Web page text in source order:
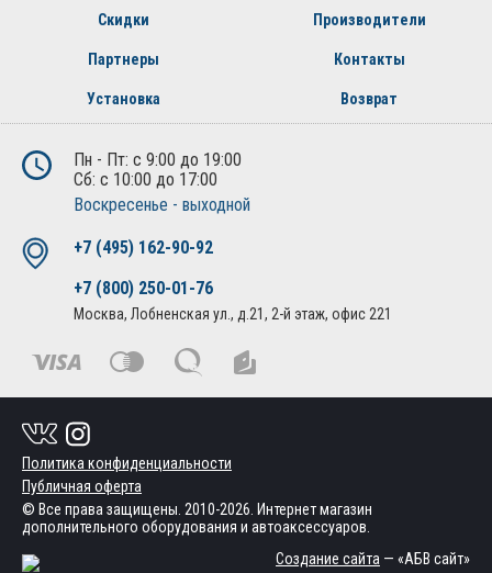
Скидки Производители
Партнеры Контакты
Установка Возврат
Пн - Пт: с 9:00 до 19:00
Сб: с 10:00 до 17:00
Воскресенье - выходной
+7 (495) 162-90-92
+7 (800) 250-01-76
Москва, Лобненская ул., д.21, 2-й этаж, офис 221
Политика конфиденциальности
Публичная оферта
© Все права защищены. 2010-2026. Интернет магазин
дополнительного оборудования и автоаксессуаров.
Создание сайта — «АБВ сайт»